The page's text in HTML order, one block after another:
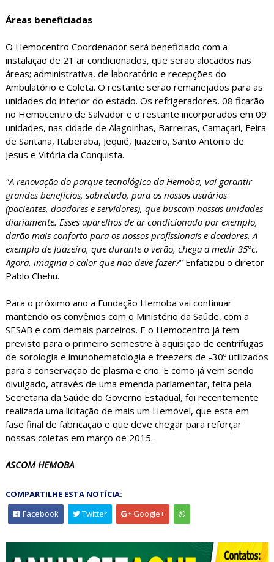
Áreas beneficiadas
O Hemocentro Coordenador será beneficiado com a
instalação de 21 ar condicionados, que serão alocados nas
áreas; administrativa, de laboratório e recepções do
Ambulatório e Coleta. O restante serão remanejados para as
unidades do interior do estado. Os refrigeradores, 08 ficarão
no Hemocentro de Salvador e o restante incorporados em 09
unidades, nas cidade de Alagoinhas, Barreiras, Camaçari, Feira
de Santana, Itaberaba, Jequié, Juazeiro, Santo Antonio de
Jesus e Vitória da Conquista.
"A renovação do parque tecnológico da Hemoba, vai garantir
grandes benefícios, sobretudo, para os nossos usuários
(pacientes, doadores e servidores), que buscam nossas unidades
diariamente. Esses aparelhos de ar condicionado por exemplo,
darão mais conforto para os nossos profissionais e doadores. A
exemplo de Juazeiro, que durante o verão, chega a medir 35°c.
Agora, imagina o calor que não deve fazer?"Enfatizou o diretor
Pablo Chehu.
Para o próximo ano a Fundação Hemoba vai continuar
mantendo os convênios com o Ministério da Saúde, com a
SESAB e com demais parceiros. E o Hemocentro já tem
previsto para o primeiro semestre à aquisição de centrífugas
de sorologia e imunohematologia e freezers de -30º utilizados
para a conservação de plasma e crio. E como já vem sendo
divulgado, através de uma emenda parlamentar, feita pela
Secretaria da Saúde do Governo Estadual, foi recentemente
realizada uma licitação de mais um Hemóvel, que esta em
fase final de fabricação e que deve chegar para reforçar
nossas coletas em março de 2015.
ASCOM HEMOBA
COMPARTILHE ESTA NOTÍCIA:
Facebook
Twitter Google+